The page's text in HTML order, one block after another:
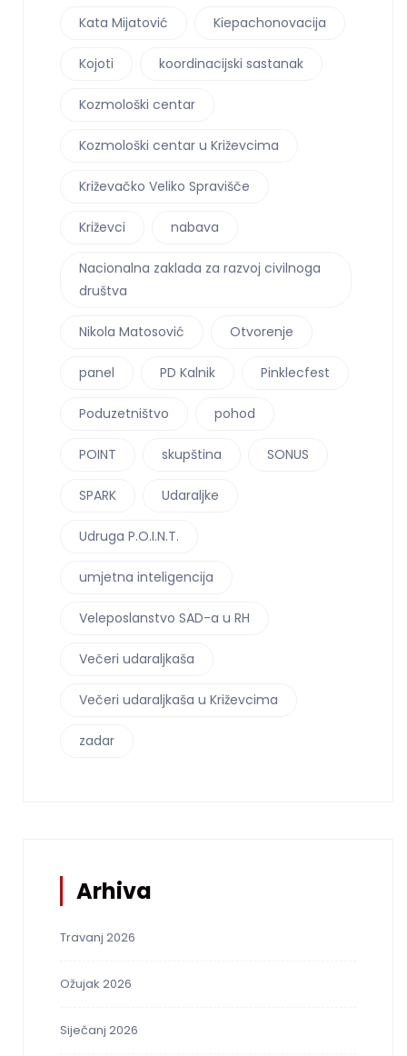
Kata Mijatović Kiepachonovacija
Kojoti koordinacijski sastanak
Kozmološki centar
Kozmološki centar u Križevcima
Križevačko Veliko Spravišče
Križevci nabava
Nacionalna zaklada za razvoj civilnoga
društva
Nikola Matosović Otvorenje
panel PD Kalnik Pinklecfest
Poduzetništvo pohod
POINT skupština SONUS
SPARK Udaraljke
Udruga P.O.I.N.T.
umjetna inteligencija
Veleposlanstvo SAD-a u RH
Večeri udaraljkaša
Večeri udaraljkaša u Križevcima
zadar
Arhiva
Travanj 2026
Ožujak 2026
Siječanj 2026